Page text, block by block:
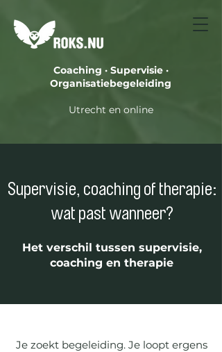
Coaching · Supervisie ·
Organisatiebegeleiding
Utrecht en online
Supervisie, coaching of therapie:
wat past wanneer?
Het verschil tussen supervisie,
coaching en therapie
Je zoekt begeleiding. Je loopt ergens